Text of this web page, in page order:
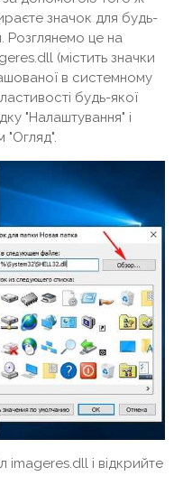
значок для будь-
Розглянемо це на
(містить значки
в системному
будь-якої
"Налаштування" і
"Огляд".
imageres.dll і відкрийте